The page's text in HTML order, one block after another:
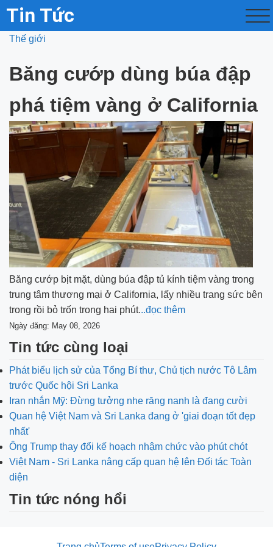
Tin Tức
Thế giới
Băng cướp dùng búa đập
phá tiệm vàng ở California
Băng cướp bịt mặt, dùng búa đập tủ kính tiệm vàng trong
trung tâm thương mại ở California, lấy nhiều trang sức bên
trong rồi bỏ trốn trong hai phút...đọc thêm
Ngày đăng: May 08, 2026
Tin tức cùng loại
Phát biểu lịch sử của Tổng Bí thư, Chủ tịch nước Tô Lâm
trước Quốc hội Sri Lanka
Iran nhắn Mỹ: Đừng tưởng nhe răng nanh là đang cười
Quan hệ Việt Nam và Sri Lanka đang ở 'giai đoạn tốt đẹp
nhất'
Ông Trump thay đổi kế hoạch nhậm chức vào phút chót
Việt Nam - Sri Lanka nâng cấp quan hệ lên Đối tác Toàn
diện
Tin tức nóng hổi